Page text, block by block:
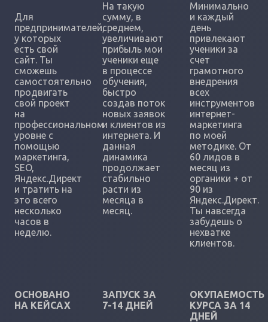
Для
предпринимателей,
у которых
есть свой
сайт. Ты
сможешь
самостоятельно
продвигать
свой проект
на
профессиональном
уровне с
помощью
маркетинга,
SEO,
Яндекс.Директ
и тратить на
это всего
несколько
часов в
неделю.
На такую
сумму, в
среднем,
увеличивают
прибыль мои
ученики еще
в процессе
обучения,
быстро
создав поток
новых заявок
и клиентов из
интернета. И
данная
динамика
продолжает
стабильно
расти из
месяца в
месяц.
Минимально
и каждый
день
привлекают
ученики за
счет
грамотного
внедрения
всех
инструментов
интернет-
маркетинга
по моей
методике. От
60 лидов в
месяц из
органики + от
90 из
Яндекс.Директ.
Ты навсегда
забудешь о
нехватке
клиентов.
ОСНОВАНО
НА КЕЙСАХ
ЗАПУСК ЗА
7-14 ДНЕЙ
ОКУПАЕМОСТЬ
КУРСА ЗА 14
ДНЕЙ